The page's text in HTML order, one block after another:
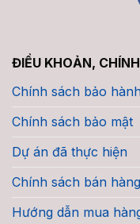
ĐIỀU KHOẢN,
Chính sách bảo
Chính sách bảo mật
Dự án đã thực hiện
Chính sách bán
Hướng dẫn mua